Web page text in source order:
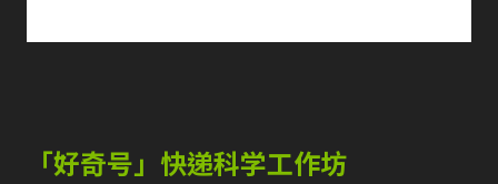
「好奇号」快递科学工作坊